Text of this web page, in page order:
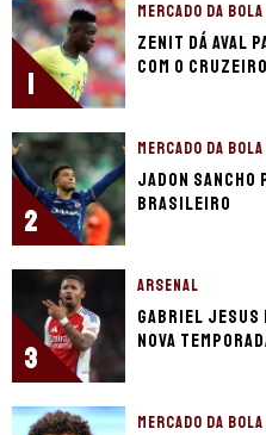
1
MERCADO DA BOLA
Zenit dá aval
com o Cruzeiro
2
MERCADO DA BOLA
Jadon
brasileiro
3
ARSENAL
Gabriel Jesus
nova
MERCADO DA BOLA